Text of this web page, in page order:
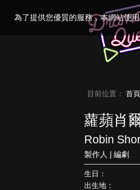
為了提供您優質的服務，本網站使
目前位置： 首頁
蘿蘋肖
Robin
製作人 | 編劇
生日：
出生地：